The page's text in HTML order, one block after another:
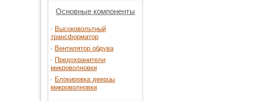
Основные компоненты
Высоковольтный
трансформатор
Вентилятор обдува
Предохранители
микроволновки
Блокировка дверцы
микроволновки